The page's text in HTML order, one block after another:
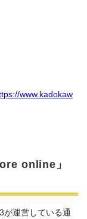
www.kadokaw
online」
が運営している通